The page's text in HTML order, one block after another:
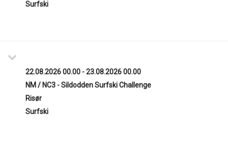
Surfski
22.08.2026 00.00 - 23.08.2026 00.00
NM / NC3 - Sildodden Surfski Challenge
Risør
Surfski